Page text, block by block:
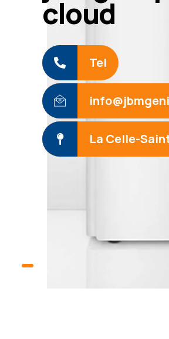
cloud
Tel
La Celle-